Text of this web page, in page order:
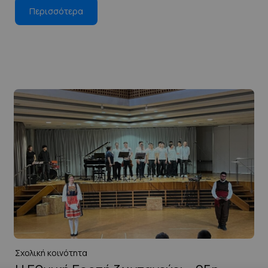
Περισσότερα
Σχολική κοινότητα